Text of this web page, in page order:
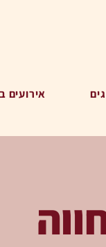
אירועים